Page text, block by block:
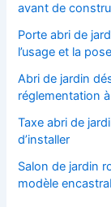
avant de
Porte abri de
l’usage et la pose
Abri de jardin
réglementation
Taxe abri de
d’installer
Salon de jardin
modèle